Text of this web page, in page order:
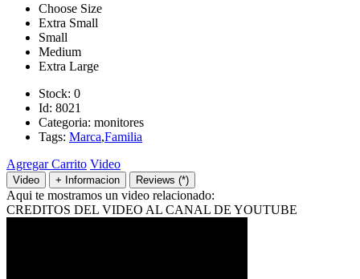
Choose Size
Extra Small
Small
Medium
Extra Large
Stock: 0
Id: 8021
Categoria: monitores
Tags: Marca,Familia
Agregar Carrito Video
Video + Informacion Reviews (*)
Aqui te mostramos un video relacionado:
CREDITOS DEL VIDEO AL CANAL DE YOUTUBE